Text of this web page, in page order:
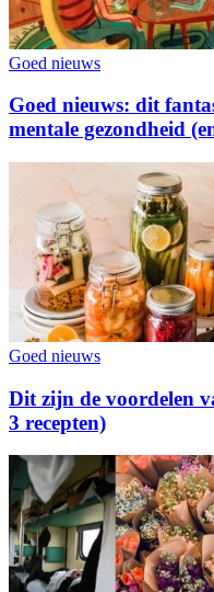
Goed nieuws
Goed nieuws: dit
mentale gezondheid
Goed nieuws
Dit zijn de voordelen
3 recepten)